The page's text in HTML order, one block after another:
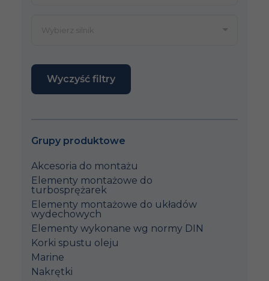
Wyczyść filtry
Grupy produktowe
Akcesoria do montażu
Elementy montażowe do
turbosprężarek
Elementy montażowe do układów
wydechowych
Elementy wykonane wg normy DIN
Korki spustu oleju
Marine
Nakrętki